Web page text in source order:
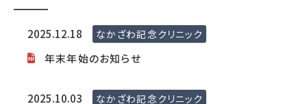
2025.12.18 なかざわ記念クリニック
年末年始のお知らせ
2025.10.03 なかざわ記念クリニック